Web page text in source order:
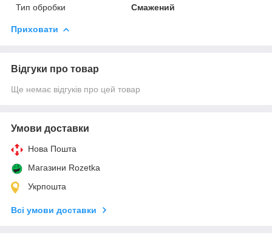
Тип обробки
Смажений
Приховати
Відгуки про товар
Ще немає відгуків про цей товар
Умови доставки
Нова Пошта
Магазини Rozetka
Укрпошта
Всі умови доставки